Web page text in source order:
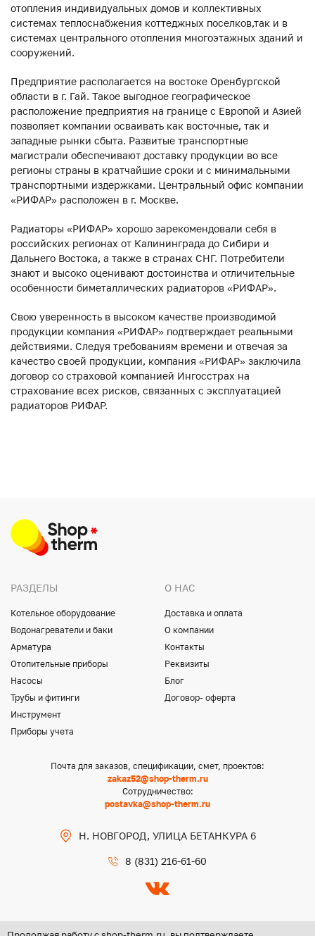
отопления индивидуальных домов и коллективных
системах теплоснабжения коттеджных поселков,так и в
системах центрального отопления многоэтажных зданий и
сооружений.
Предприятие располагается на востоке Оренбургской
области в г. Гай. Такое выгодное географическое
расположение предприятия на границе с Европой и Азией
позволяет компании осваивать как восточные, так и
западные рынки сбыта. Развитые транспортные
магистрали обеспечивают доставку продукции во все
регионы страны в кратчайшие сроки и с минимальными
транспортными издержками. Центральный офис компании
«РИФАР» расположен в г. Москве.
Радиаторы «РИФАР» хорошо зарекомендовали себя в
российских регионах от Калининграда до Сибири и
Дальнего Востока, а также в странах СНГ. Потребители
знают и высоко оценивают достоинства и отличительные
особенности биметаллических радиаторов «РИФАР».
Свою уверенность в высоком качестве производимой
продукции компания «РИФАР» подтверждает реальными
действиями. Следуя требованиям времени и отвечая за
качество своей продукции, компания «РИФАР» заключила
договор со страховой компанией Ингосстрах на
страхование всех рисков, связанных с эксплуатацией
радиаторов РИФАР.
РАЗДЕЛЫ
Котельное оборудование
Водонагреватели и баки
Арматура
Отопительные приборы
Насосы
Трубы и фитинги
Инструмент
Приборы учета
О НАС
Доставка и оплата
О компании
Контакты
Реквизиты
Блог
Договор- оферта
Почта для заказов, спецификации, смет, проектов:
zakaz52@shop-therm.ru
Сотрудничество:
postavka@shop-therm.ru
Н. НОВГОРОД, УЛИЦА БЕТАНКУРА 6
8 (831) 216-61-60